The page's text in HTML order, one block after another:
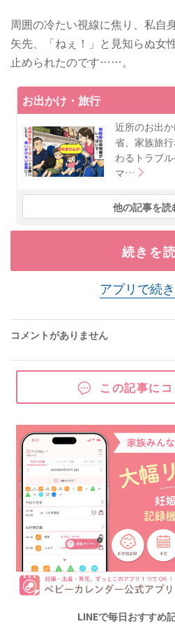
周囲の冷たい視線に焦り、私自
矢先、「ねぇ！」と見知らぬ女
止められたのです……。
お出かけ・旅行
近所のお出
省、家族旅
わるトラブ
マ…
他の記事を読
続きを
アプリで続
コメントがありません
この記事に
LINEで毎日おすすめ